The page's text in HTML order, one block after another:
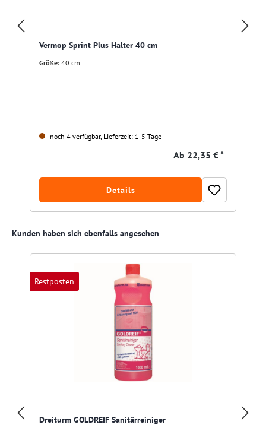
Vermop Sprint Plus Halter 40 cm
Größe: 40 cm
noch 4 verfügbar, Lieferzeit: 1-5 Tage
Ab 22,35 € *
Details
Produktgalerie überspringen
Kunden haben sich ebenfalls angesehen
Restposten
Dreiturm GOLDREIF Sanitärreiniger